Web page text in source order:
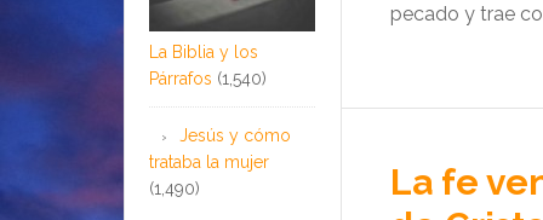
pecado y trae
La fe
La Biblia y los
Párrafos (1,540)
Jesús y cómo
trataba la mujer
(1,490)